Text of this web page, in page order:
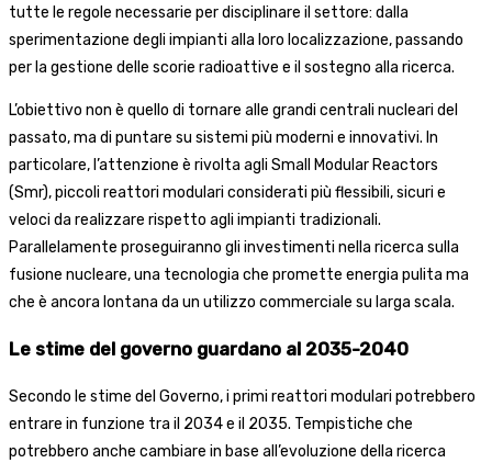
tutte le regole necessarie per disciplinare il settore: dalla
sperimentazione degli impianti alla loro localizzazione, passando
per la gestione delle scorie radioattive e il sostegno alla ricerca.
L’obiettivo non è quello di tornare alle grandi centrali nucleari del
passato, ma di puntare su sistemi più moderni e innovativi. In
particolare, l’attenzione è rivolta agli Small Modular Reactors
(Smr), piccoli reattori modulari considerati più flessibili, sicuri e
veloci da realizzare rispetto agli impianti tradizionali.
Parallelamente proseguiranno gli investimenti nella ricerca sulla
fusione nucleare, una tecnologia che promette energia pulita ma
che è ancora lontana da un utilizzo commerciale su larga scala.
Le stime del governo guardano al 2035-2040
Secondo le stime del Governo, i primi reattori modulari potrebbero
entrare in funzione tra il 2034 e il 2035. Tempistiche che
potrebbero anche cambiare in base all’evoluzione della ricerca